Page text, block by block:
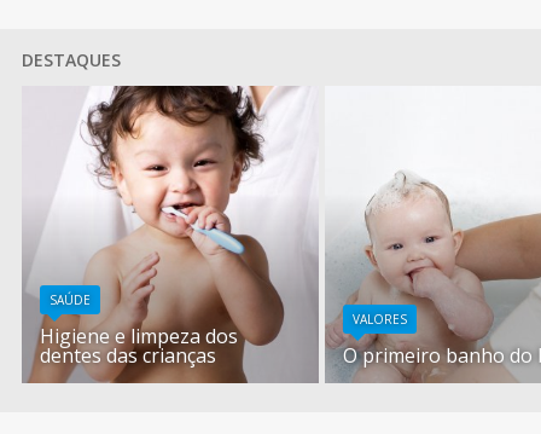
DESTAQUES
SAÚDE
Higiene e limpeza dos
dentes das crianças
VALORES
O primeiro banho do